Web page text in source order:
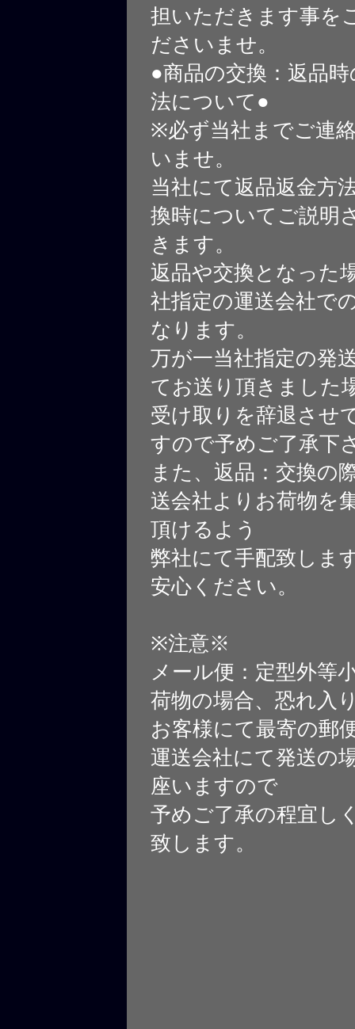
担いただきます事を
ださいませ。
●商品の交換：返品
法について●
※必ず当社までご連
いませ。
当社にて返品返金方
換時についてご説明
きます。
返品や交換となった
社指定の運送会社で
なります。
万が一当社指定の発
てお送り頂きました
受け取りを辞退させ
すので予めご了承下
また、返品：交換の
送会社よりお荷物を
頂けるよう
弊社にて手配致しま
安心ください。
※注意※
メール便：定型外等
荷物の場合、恐れ入
お客様にて最寄の郵
運送会社にて発送の
座いますので
予めご了承の程宜し
致します。